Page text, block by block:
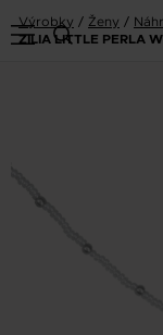
Výrobky Ženy
ZILIA LITTLE PERLA